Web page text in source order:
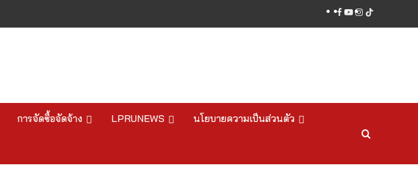
facebook
youtube
instagram
tiktok
การจัดซื้อจัดจ้าง LPRUNEWS นโยบายความเป็นส่วนตัว